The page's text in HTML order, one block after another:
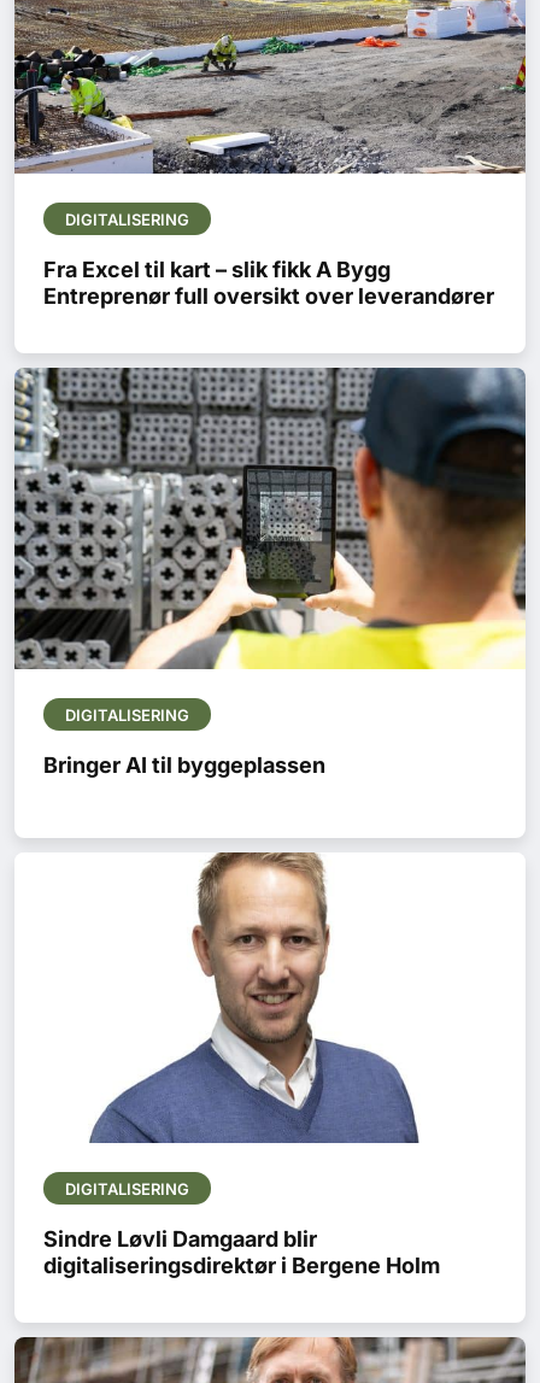
DIGITALISERING
Fra Excel til kart – slik fikk A Bygg
Entreprenør full oversikt over leverandører
DIGITALISERING
Bringer AI til byggeplassen
DIGITALISERING
Sindre Løvli Damgaard blir
digitaliseringsdirektør i Bergene Holm